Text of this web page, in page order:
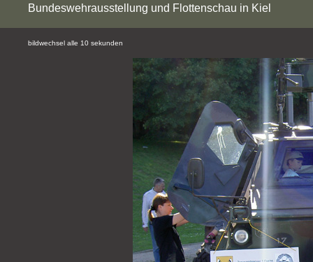
Bundeswehrausstellung und Flottenschau in Kiel
bildwechsel alle 10 sekunden